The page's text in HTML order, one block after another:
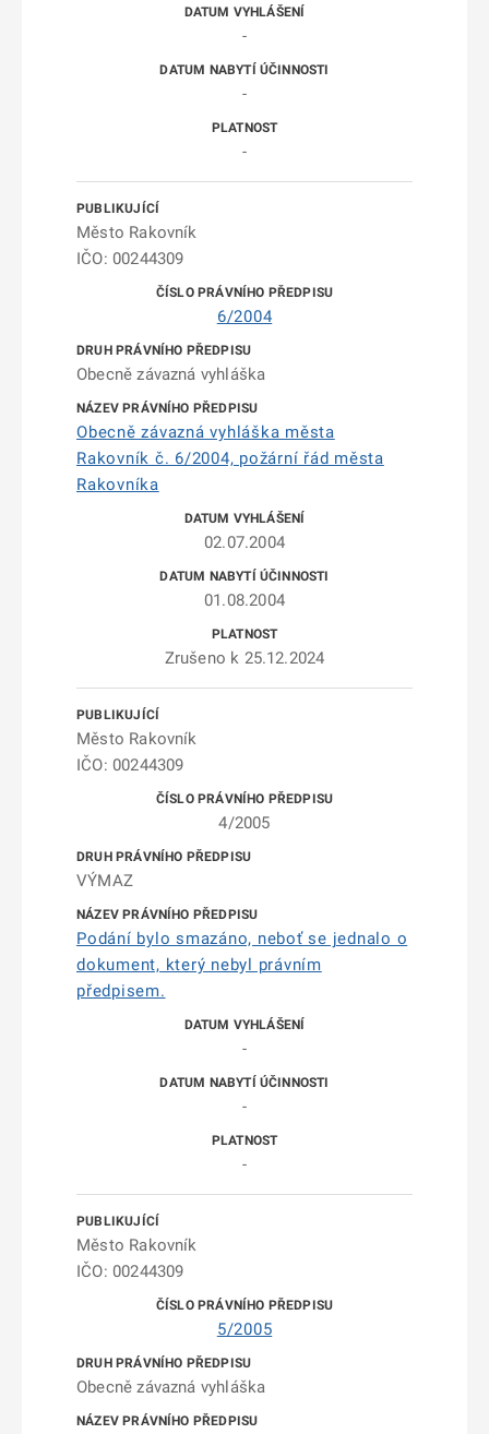
-
-
-
Město Rakovník
IČO: 00244309
6/2004
Obecně závazná vyhláška
Obecně závazná vyhláška města
Rakovník č. 6/2004, požární řád města
Rakovníka
02.07.2004
01.08.2004
Zrušeno k 25.12.2024
Město Rakovník
IČO: 00244309
4/2005
VÝMAZ
Podání bylo smazáno, neboť se jednalo o
dokument, který nebyl právním
předpisem.
-
-
-
Město Rakovník
IČO: 00244309
5/2005
Obecně závazná vyhláška